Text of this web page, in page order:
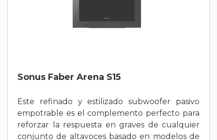
Sonus Faber Arena S15
Este refinado y estilizado subwoofer pasivo
empotrable es el complemento perfecto para
reforzar la respuesta en graves de cualquier
conjunto de altavoces basado en modelos de